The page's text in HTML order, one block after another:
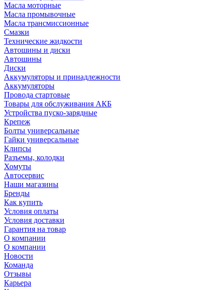
Масла моторные
Масла промывочные
Масла трансмиссионные
Смазки
Технические жидкости
Автошины и диски
Автошины
Диски
Аккумуляторы и принадлежности
Аккумуляторы
Провода стартовые
Товары для обслуживания АКБ
Устройства пуско-зарядные
Крепеж
Болты универсальные
Гайки универсальные
Клипсы
Разъемы, колодки
Хомуты
Автосервис
Наши магазины
Бренды
Как купить
Условия оплаты
Условия доставки
Гарантия на товар
О компании
О компании
Новости
Команда
Отзывы
Карьера